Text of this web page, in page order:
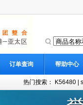
订单查询 帮助中心
热门搜索： K56480